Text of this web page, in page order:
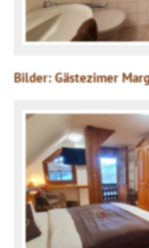
Bilder: Gästezimer